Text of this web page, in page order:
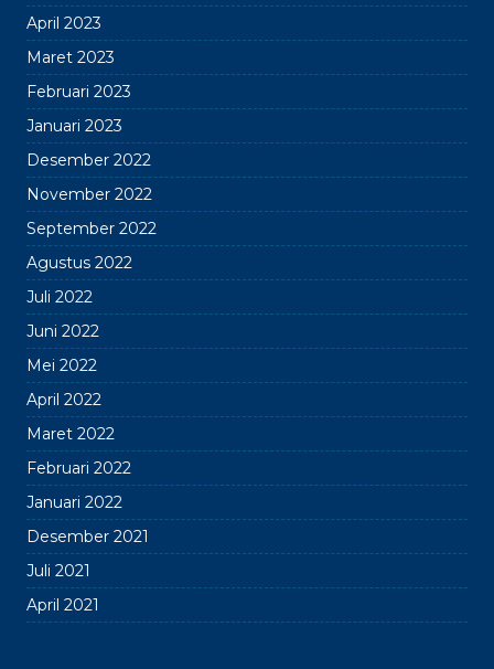
April 2023
Maret 2023
Februari 2023
Januari 2023
Desember 2022
November 2022
September 2022
Agustus 2022
Juli 2022
Juni 2022
Mei 2022
April 2022
Maret 2022
Februari 2022
Januari 2022
Desember 2021
Juli 2021
April 2021